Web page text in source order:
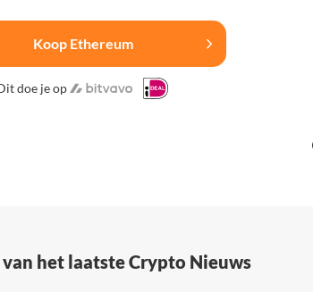
Koop Ethereum
doe je op
het laatste Crypto Nieuws